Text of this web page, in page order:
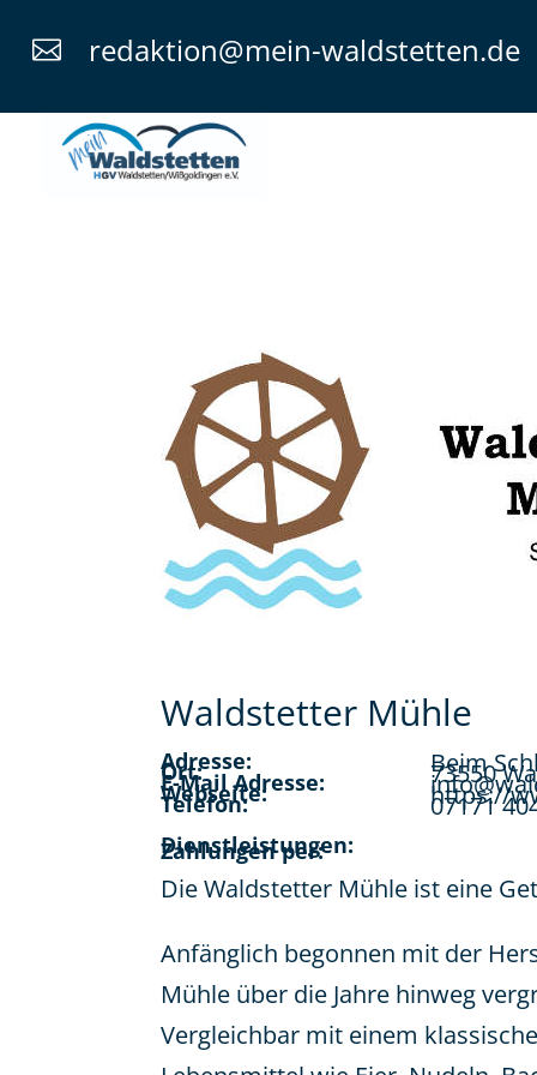
 redaktion@mein-waldstetten.de
Waldstetter Mühle
Adresse: Beim
Ort: 73550
E-Mail Adresse:
Webseite: https://
Telefon: 07171
Dienstleistungen:
Zahlungen per:
Die Waldstetter Mühle ist eine
Anfänglich begonnen mit der
Mühle über die Jahre hinweg
Vergleichbar mit einem